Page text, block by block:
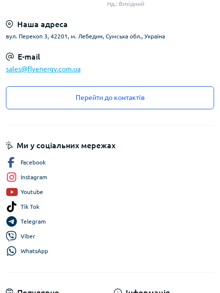
Нд.: Вихідний
Наша адреса
вул. Перекоп 3, 42201, м. Лебедин, Сумська обл., Україна
E-mail
sales@flyenergy.com.ua
Перейти до контактів
Ми у соціальних мережах
Facebook
Instagram
Youtube
Tik Tok
Telegram
Viber
WhatsApp